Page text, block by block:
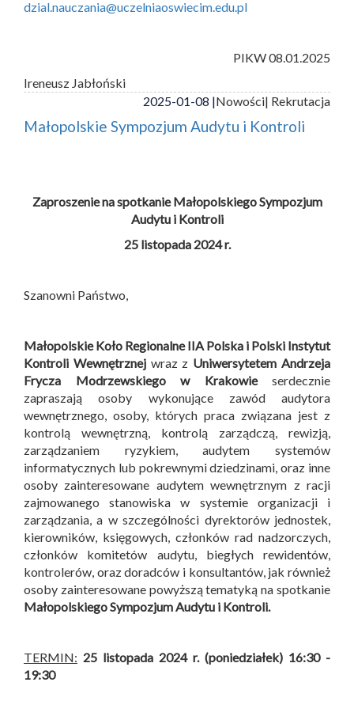
dzial.nauczania@uczelniaoswiecim.edu.pl
PIKW 08.01.2025
Ireneusz Jabłoński
2025-01-08 |Nowości| Rekrutacja
Małopolskie Sympozjum Audytu i Kontroli
Zaproszenie na spotkanie Małopolskiego Sympozjum
Audytu i Kontroli
25 listopada 2024 r.
Szanowni Państwo,
Małopolskie Koło Regionalne IIA Polska i Polski Instytut
Kontroli Wewnętrznejwraz z Uniwersytetem Andrzeja
Frycza Modrzewskiego w Krakowieserdecznie
zapraszają osoby wykonujące zawód audytora
wewnętrznego, osoby, których praca związana jest z
kontrolą wewnętrzną, kontrolą zarządczą, rewizją,
zarządzaniem ryzykiem, audytem systemów
informatycznych lub pokrewnymi dziedzinami, oraz inne
osoby zainteresowane audytem wewnętrznym z racji
zajmowanego stanowiska w systemie organizacji i
zarządzania, a w szczególności dyrektorów jednostek,
kierowników, księgowych, członków rad nadzorczych,
członków komitetów audytu, biegłych rewidentów,
kontrolerów, oraz doradców i konsultantów, jak również
osoby zainteresowane powyższą tematyką na spotkanie
Małopolskiego Sympozjum Audytu i Kontroli.
TERMIN: 25 listopada 2024 r. (poniedziałek) 16:30 -
19:30